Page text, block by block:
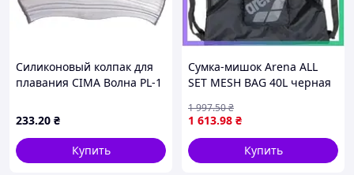
Силиконовый колпак для
плавания CIMA Волна PL-1
универсальный размер
233.20 ₴
Купить
Сумка-мишок Arena ALL
SET MESH BAG 40L черная
карманами для мелочей
SKU_010241-100
1 613.98 ₴
1 997.50₴
Купить